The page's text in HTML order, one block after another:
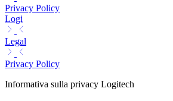
Privacy Policy
Logi
Legal
Privacy Policy
Informativa sulla privacy Logitech